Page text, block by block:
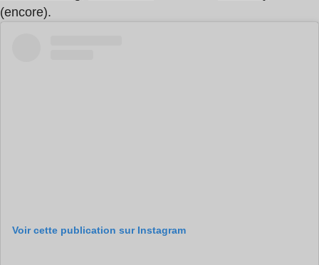
(encore).
Voir cette publication sur Instagram